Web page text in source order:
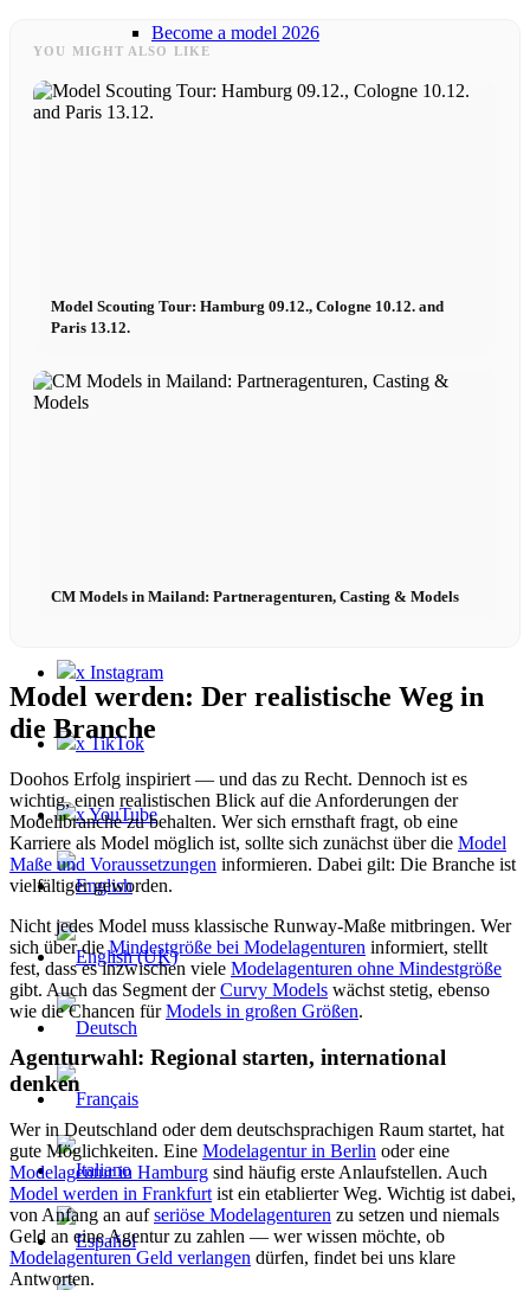
Become a model 2026
Fashion Weeks
Podcast
Book
Contact
x Instagram
x TikTok
x YouTube
YOU MIGHT ALSO LIKE
Model Scouting Tour: Hamburg 09.12., Cologne 10.12. and
Paris 13.12.
CM Models in Mailand: Partneragenturen, Casting & Models
Model werden: Der realistische Weg in
die Branche
Doohos Erfolg inspiriert — und das zu Recht. Dennoch ist es
wichtig, einen realistischen Blick auf die Anforderungen der
Modellbranche zu behalten. Wer sich ernsthaft fragt, ob eine
Karriere als Model möglich ist, sollte sich zunächst über die Model
Maße und Voraussetzungen informieren. Dabei gilt: Die Branche ist
vielfältiger geworden.
Nicht jedes Model muss klassische Runway-Maße mitbringen. Wer
sich über dieMindestgröße bei Modelagenturen informiert, stellt
fest, dass es inzwischen viele Modelagenturen ohne Mindestgröße
gibt. Auch das Segment derCurvy Models wächst stetig, ebenso
wie die Chancen fürModels in großen Größen.
Agenturwahl: Regional starten, international
denken
Wer in Deutschland oder dem deutschsprachigen Raum startet, hat
gute Möglichkeiten. Eine Modelagentur in Berlin oder eine
Modelagentur in Hamburg sind häufig erste Anlaufstellen. Auch
Model werden in Frankfurt ist ein etablierter Weg. Wichtig ist dabei,
von Anfang an aufseriöse Modelagenturen zu setzen und niemals
Geld an eine Agentur zu zahlen — wer wissen möchte, ob
Modelagenturen Geld verlangen dürfen, findet bei uns klare
Antworten.